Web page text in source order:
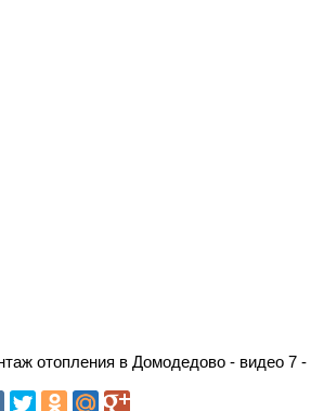
отопления в Домодедово - видео 7